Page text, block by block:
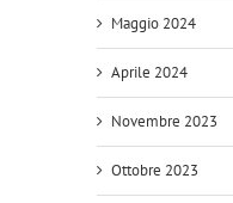
Maggio 2024
Aprile 2024
Novembre 2023
Ottobre 2023